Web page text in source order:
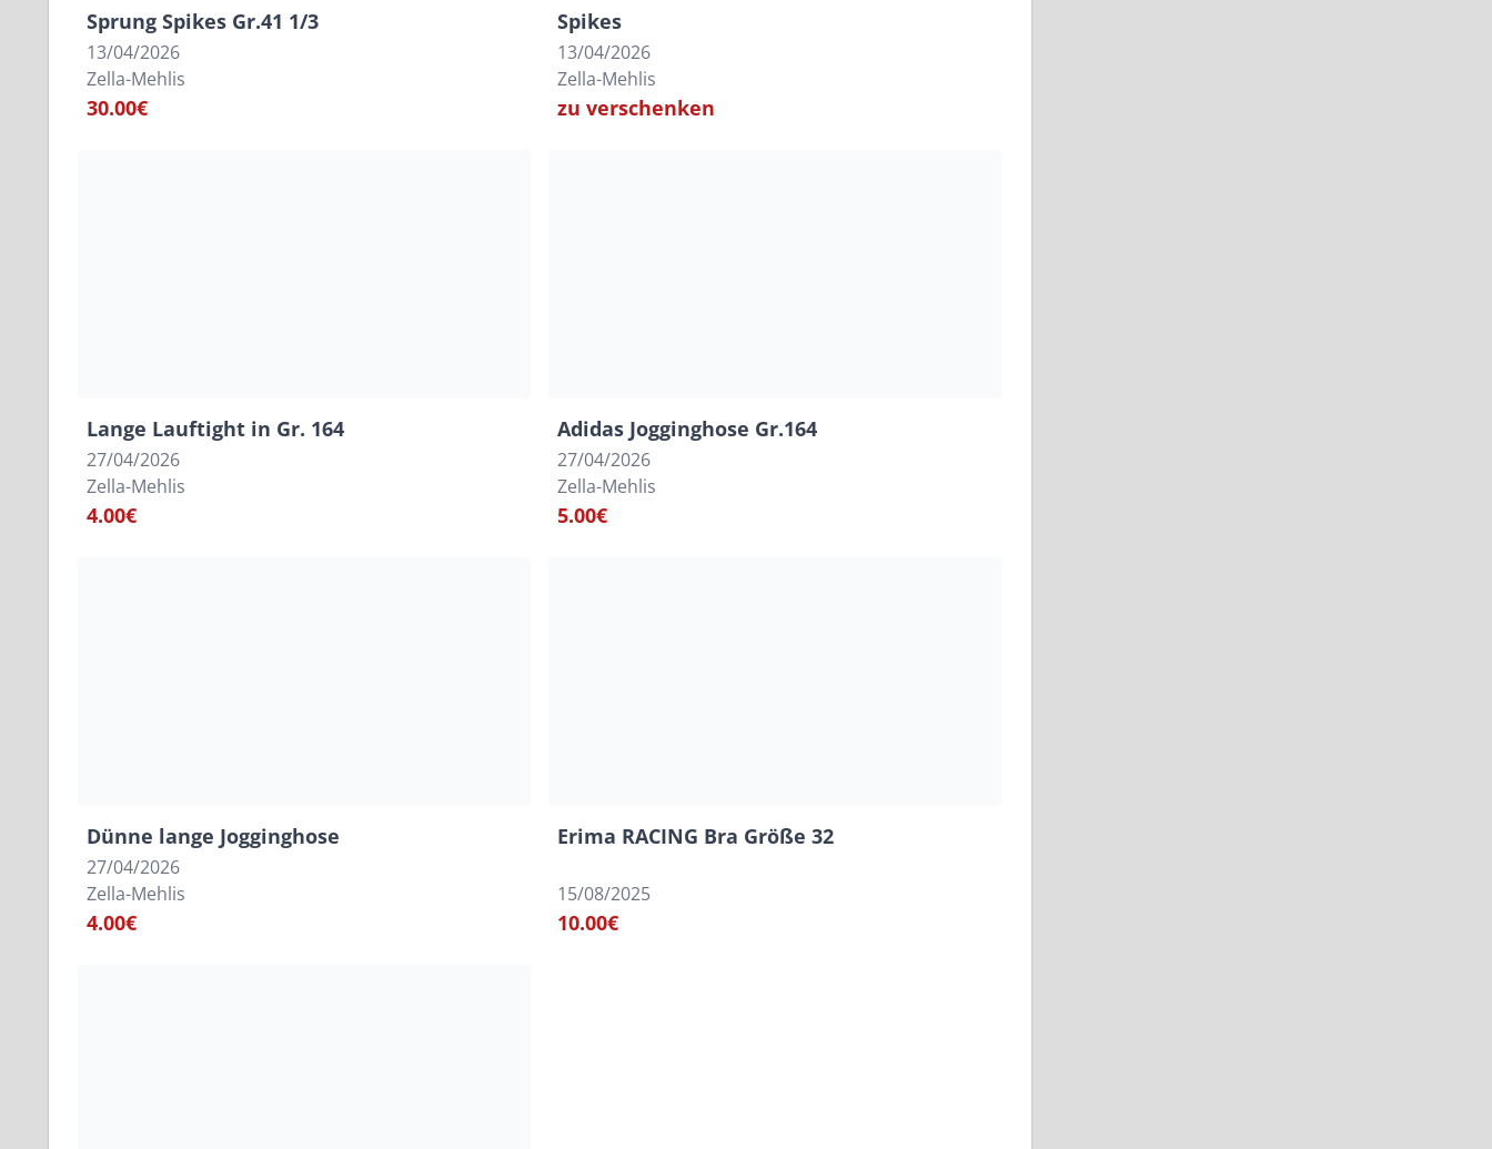
Sprung Spikes Gr.41 1/3
13/04/2026
Zella-Mehlis
30.00€
Spikes
13/04/2026
Zella-Mehlis
zu verschenken
Lange Lauftight in Gr. 164
27/04/2026
Zella-Mehlis
4.00€
Adidas Jogginghose Gr.164
27/04/2026
Zella-Mehlis
5.00€
Dünne lange Jogginghose
27/04/2026
Zella-Mehlis
4.00€
Erima RACING Bra Größe 32
15/08/2025
10.00€